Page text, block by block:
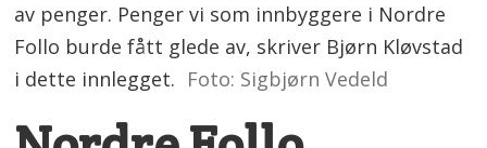
av penger. Penger vi som innbyggere i Nordre
Follo burde fått glede av, skriver Bjørn Kløvstad
i dette innlegget. Foto: Sigbjørn Vedeld